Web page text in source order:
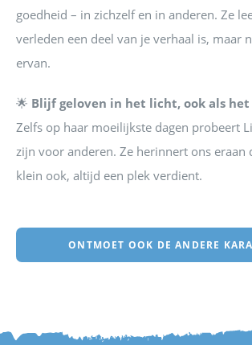
goedheid – in zichzelf en in anderen. Ze
verleden een deel van je verhaal is, maar
ervan.
🌟 Blijf geloven in het licht, ook als
Zelfs op haar moeilijkste dagen probeert
zijn voor anderen. Ze herinnert ons eraan
klein ook, altijd een plek verdient.
ONTMOET OOK DE ANDERE